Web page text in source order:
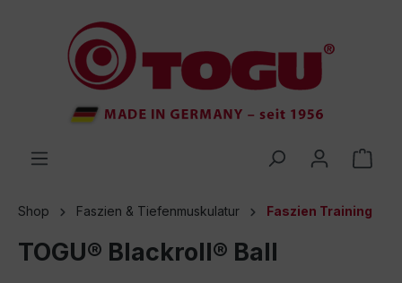
springen
Shop Faszien & Tiefenmuskulatur Faszien Training
TOGU® Blackroll® Ball